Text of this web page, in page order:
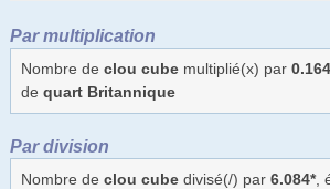
Par multiplication
Nombre de clou cubemultiplié(x) par
de quart Britannique
Par division
Nombre de clou cubedivisé(/) par 6.084*,